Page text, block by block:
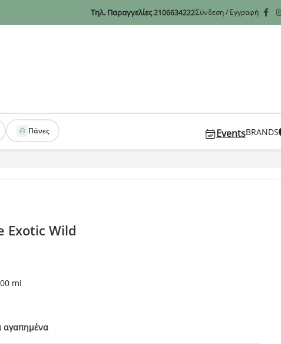
Τηλ. Παραγγελίες2106634222Σύνδεση / Εγγραφή
Πάνες EventsBRANDS
Exotic Wild
ml
αγαπημένα